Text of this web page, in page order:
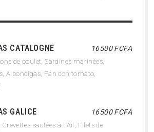
CATALOGNE 16500 FCFA
de poulet, Sardines marinées,
Albondigas, Pan con tomato,
GALICE 16500 FCFA
sautées à l Ail, Filets de